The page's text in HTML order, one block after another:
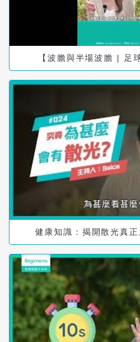
【波膽與半場波膽 | 足
健康知識：揭開散光真